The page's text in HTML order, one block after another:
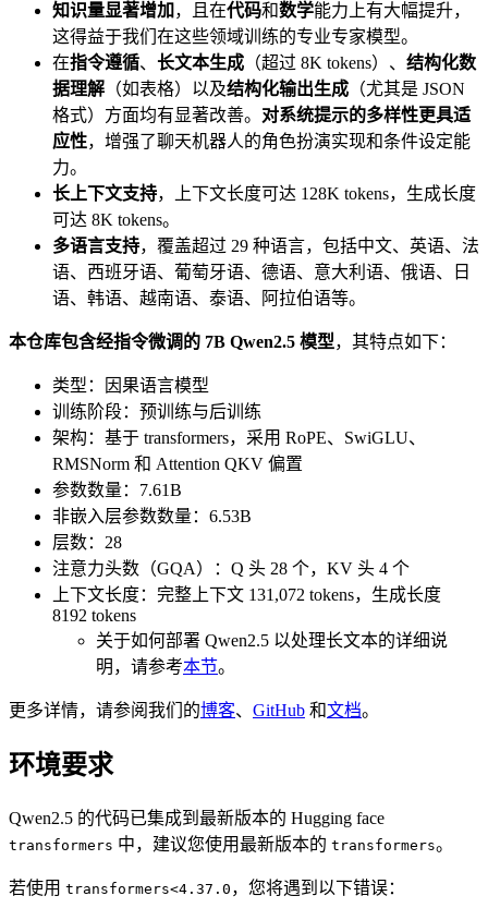
知识量显著增加 ，且在代码和数学能力上有大幅提升，
这得益于我们在这些领域训练的专业专家模型。
在指令遵循、 长文本生成 （超过 8K tokens）、 结构化数
据理解 （如表格）以及结构化输出生成 （尤其是 JSON
格式）方面均有显著改善。 对系统提示的多样性更具适
应性，增强了聊天机器人的角色扮演实现和条件设定能
力。
长上下文支持，上下文长度可达 128K tokens，生成长度
可达 8K tokens。
多语言支持，覆盖超过 29 种语言，包括中文、英语、法
语、西班牙语、葡萄牙语、德语、意大利语、俄语、日
语、韩语、越南语、泰语、阿拉伯语等。
本仓库包含经指令微调的 7B Qwen2.5 模型，其特点如下：
类型：因果语言模型
训练阶段：预训练与后训练
架构：基于 transformers，采用 RoPE、SwiGLU、
RMSNorm 和 Attention QKV 偏置
参数数量：7.61B
非嵌入层参数数量：6.53B
层数：28
注意力头数（GQA）：Q 头 28 个，KV 头 4 个
上下文长度：完整上下文 131,072 tokens，生成长度
8192 tokens
关于如何部署 Qwen2.5 以处理长文本的详细说
明，请参考本节。
更多详情，请参阅我们的博客、 GitHub 和文档。
环境要求
Qwen2.5 的代码已集成到最新版本的 Hugging face
transformers 中，建议您使用最新版本的 transformers。
若使用 transformers<4.37.0 ，您将遇到以下错误：